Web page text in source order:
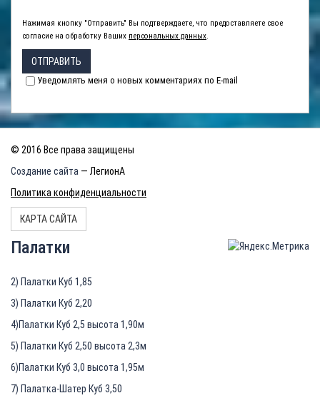
Нажимая кнопку "Отправить" Вы подтверждаете, что предоставляете свое
согласие на обработку Ваших персональных данных.
ОТПРАВИТЬ
Уведомлять меня о новых комментариях по E-mail
© 2016 Все права защищены
Создание сайта — ЛегионА
Политика конфиденциальности
КАРТА САЙТА
Палатки
2) Палатки Куб 1,85
3) Палатки Куб 2,20
4)Палатки Куб 2,5 высота 1,90м
5) Палатки Куб 2,50 высота 2,3м
6)Палатки Куб 3,0 высота 1,95м
7) Палатка-Шатер Куб 3,50